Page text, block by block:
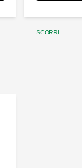
SCORRI